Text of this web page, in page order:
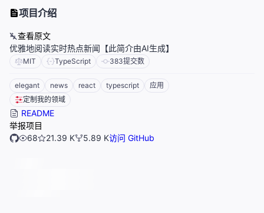
项目介绍
查看原文
优雅地阅读实时热点新闻【此简介由AI生成】
MIT TypeScript 383提交数
elegant news react typescript
应用
定制我的领域
README
举报项目
68
21.39 K 5.89 K访问 GitHub